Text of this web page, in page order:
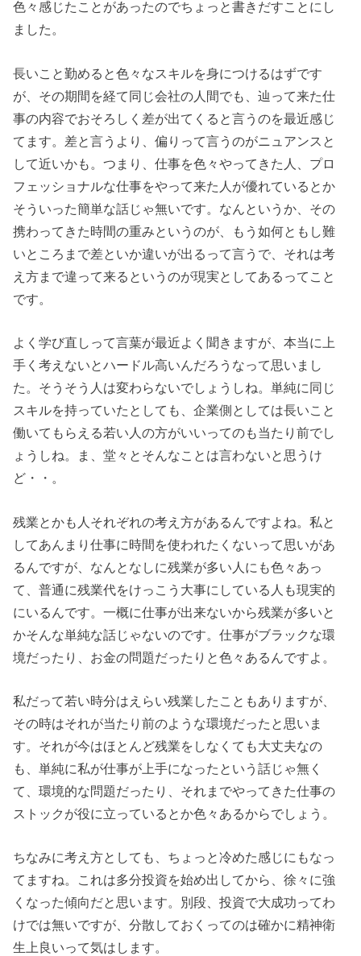
色々感じたことがあったのでちょっと書きだすことにし
ました。
長いこと勤めると色々なスキルを身につけるはずです
が、その期間を経て同じ会社の人間でも、辿って来た仕
事の内容でおそろしく差が出てくると言うのを最近感じ
てます。差と言うより、偏りって言うのがニュアンスと
して近いかも。つまり、仕事を色々やってきた人、プロ
フェッショナルな仕事をやって来た人が優れているとか
そういった簡単な話じゃ無いです。なんというか、その
携わってきた時間の重みというのが、もう如何ともし難
いところまで差といか違いが出るって言うで、それは考
え方まで違って来るというのが現実としてあるってこと
です。
よく学び直しって言葉が最近よく聞きますが、本当に上
手く考えないとハードル高いんだろうなって思いまし
た。そうそう人は変わらないでしょうしね。単純に同じ
スキルを持っていたとしても、企業側としては長いこと
働いてもらえる若い人の方がいいってのも当たり前でし
ょうしね。ま、堂々とそんなことは言わないと思うけ
ど・・。
残業とかも人それぞれの考え方があるんですよね。私と
してあんまり仕事に時間を使われたくないって思いがあ
るんですが、なんとなしに残業が多い人にも色々あっ
て、普通に残業代をけっこう大事にしている人も現実的
にいるんです。一概に仕事が出来ないから残業が多いと
かそんな単純な話じゃないのです。仕事がブラックな環
境だったり、お金の問題だったりと色々あるんですよ。
私だって若い時分はえらい残業したこともありますが、
その時はそれが当たり前のような環境だったと思いま
す。それが今はほとんど残業をしなくても大丈夫なの
も、単純に私が仕事が上手になったという話じゃ無く
て、環境的な問題だったり、それまでやってきた仕事の
ストックが役に立っているとか色々あるからでしょう。
ちなみに考え方としても、ちょっと冷めた感じにもなっ
てますね。これは多分投資を始め出してから、徐々に強
くなった傾向だと思います。別段、投資で大成功ってわ
けでは無いですが、分散しておくってのは確かに精神衛
生上良いって気はします。